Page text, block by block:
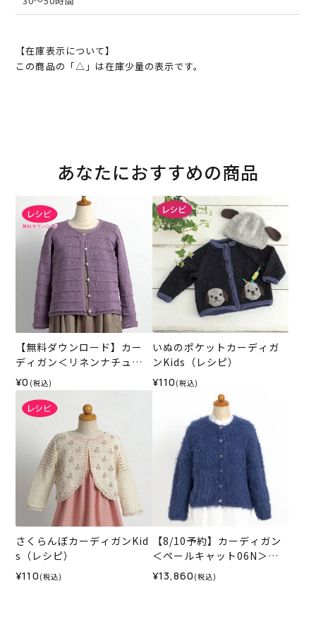
【在庫表示について】
この商品の「△」は在庫少量の表示です。
あなたにおすすめの商品
【無料ダウンロード】カー
ディガン＜リネンナチュー
ル＞（レシピ）
¥0 (税込)
いぬのポケットカーディガ
ンKids（レシピ）
¥110 (税込)
さくらんぼカーディガンKid
s（レシピ）
¥110 (税込)
【8/10予約】カーディガン
＜ペールキャット06N＞
（編み物 材料セット）
¥13,860 (税込)